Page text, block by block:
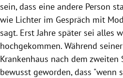
sein, dass eine andere Person
wie Lichter im Gespräch mit
sagt. Erst Jahre später sei alles
hochgekommen. Während
Krankenhaus nach dem
bewusst geworden, dass "wenn